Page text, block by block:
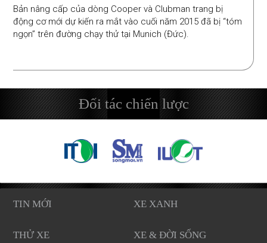
Bản nâng cấp của dòng Cooper và Clubman trang bị
động cơ mới dự kiến ra mắt vào cuối năm 2015 đã bị “tóm
ngọn” trên đường chạy thử tại Munich (Đức).
Đối tác chiến lược
TIN MỚI XE XANH
THỬ XE XE & ĐỜI SỐNG